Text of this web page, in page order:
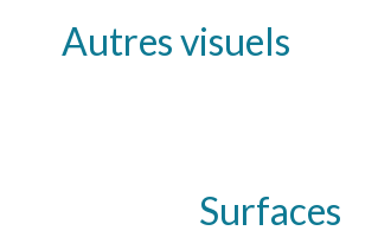
Autres visuels
Surfaces